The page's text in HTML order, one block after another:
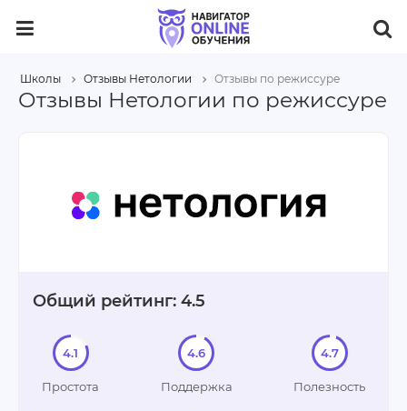
Школы Отзывы Нетологии Отзывы по режиссуре
Отзывы Нетологии по режиссуре
Общий рейтинг: 4.5
4.1
Простота
4.6
Поддержка
4.7
Полезность